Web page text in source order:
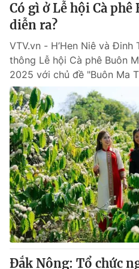
Có gì ở Lễ hội Cà
diễn ra?
VTV.vn - H’Hen Niê và
thông Lễ hội Cà phê Buôn
2025 với chủ đề "Buôn Ma
Đắk Nông: Tổ chức